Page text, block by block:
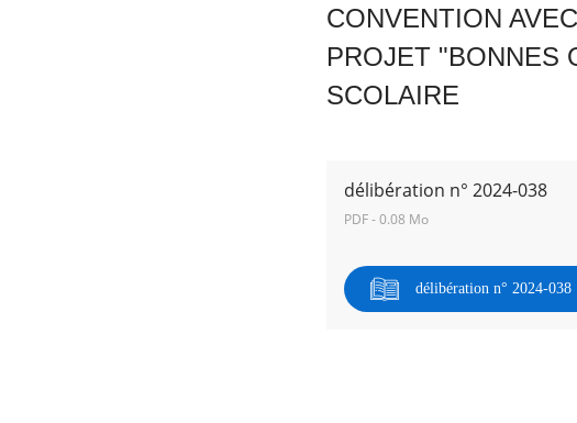
CONVENTION
PROJET "BONNES
SCOLAIRE
délibération n° 2024-038
PDF - 0.08 Mo
délibération n° 2024-038